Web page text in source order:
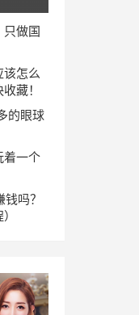
做国
该怎么
藏！
的眼球
着一个
吗？